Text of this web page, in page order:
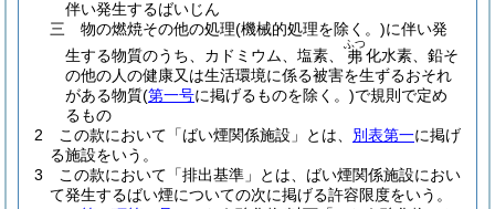
伴い発生するばいじん
三
物の燃焼その他の処理(機械的処理を除く。)に伴い発
生する物質のうち、カドミウム、塩素、
弗
ふつ
化水素、鉛そ
の他の人の健康又は生活環境に係る被害を生ずるおそれ
がある物質(第一号に掲げるものを除く。)で規則で定め
るもの
2
この款において「ばい煙関係施設」とは、 別表第一に掲げ
る施設をいう。
3
この款において「排出基準」とは、ばい煙関係施設におい
て発生するばい煙についての次に掲げる許容限度をいう。